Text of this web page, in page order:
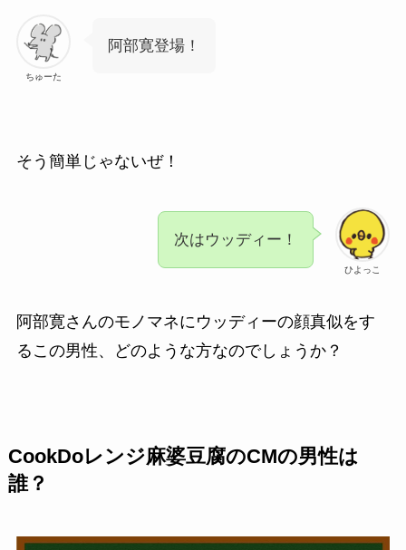
ちゅーた
阿部寛登場！
そう簡単じゃないぜ！
ひよっこ
次はウッディー！
阿部寛さんのモノマネにウッディーの顔真似をす
るこの男性、どのような方なのでしょうか？
CookDoレンジ麻婆豆腐のCMの男性は
誰？